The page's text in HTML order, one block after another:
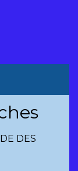
DES